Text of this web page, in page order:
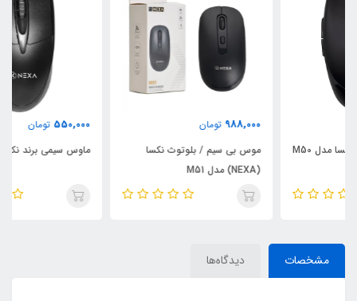
موس بی سیم / بلوتوث نکسا
ماوس سیمی برند نکسا مدل M11
مشخصات دیدگاه‌ها